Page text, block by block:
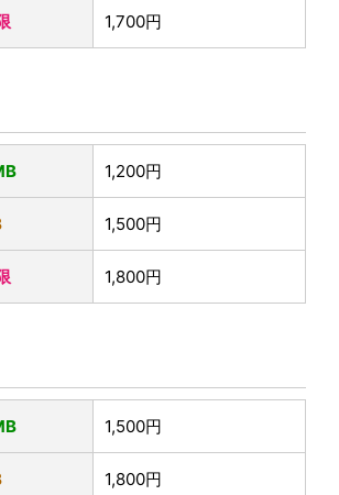
1,700円
1,200円
1,500円
1,800円
1,500円
1,800円